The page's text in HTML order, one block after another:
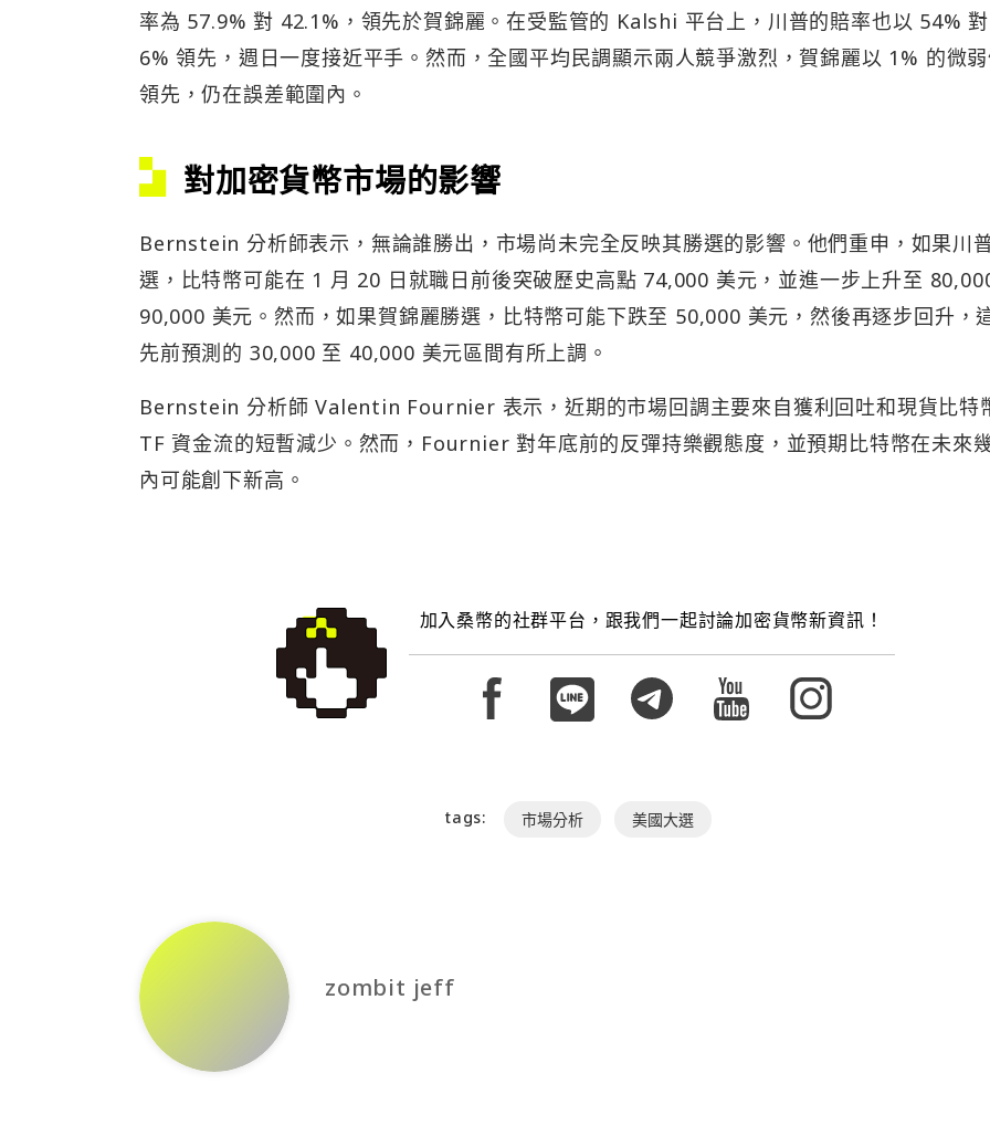
率為 57.9% 對 42.1%，領先於賀錦麗。在受監管的 Kalshi 平台上，川普的賠率也以 54%
6% 領先，週日一度接近平手。然而，全國平均民調顯示兩人競爭激烈，賀錦麗以 1% 的微
領先，仍在誤差範圍內。
對加密貨幣市場的影響
Bernstein 分析師表示，無論誰勝出，市場尚未完全反映其勝選的影響。他們重申，如果川
選，比特幣可能在 1 月 20 日就職日前後突破歷史高點 74,000 美元，並進一步上升至
90,000 美元。然而，如果賀錦麗勝選，比特幣可能下跌至 50,000 美元，然後再逐步回升，
先前預測的 30,000 至 40,000 美元區間有所上調。
Bernstein 分析師 Valentin Fournier 表示，近期的市場回調主要來自獲利回吐和現貨比特
TF 資金流的短暫減少。然而，Fournier 對年底前的反彈持樂觀態度，並預期比特幣在未來
內可能創下新高。
加入桑幣的社群平台，跟我們一起討論加密貨幣新資訊！
tags: 市場分析 美國大選
zombit jeff